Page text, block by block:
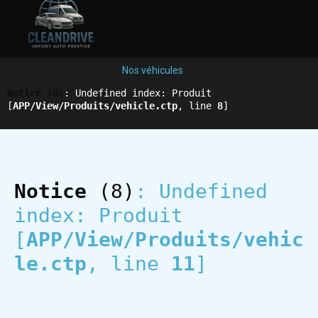
Nos véhicules
: Undefined index: Produit
[APP/View/Produits/vehicle.ctp, line 8]
Notice (8) : Undefined
index: Produit
[APP/View/Produits/vehic
le.ctp , line 11]